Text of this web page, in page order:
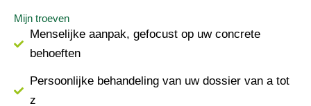
Mijn troeven
Menselijke aanpak, gefocust op uw concrete
behoeften
Persoonlijke behandeling van uw dossier van a tot
z